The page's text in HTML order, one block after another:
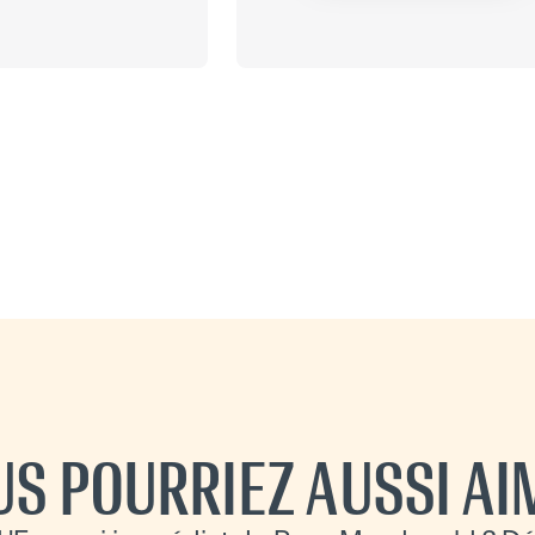
POURRIEZ AUSSI